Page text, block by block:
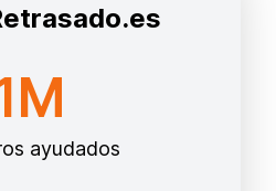
ayudados